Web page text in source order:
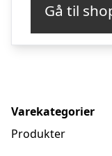
Gå til
Varekategorier
Produkter